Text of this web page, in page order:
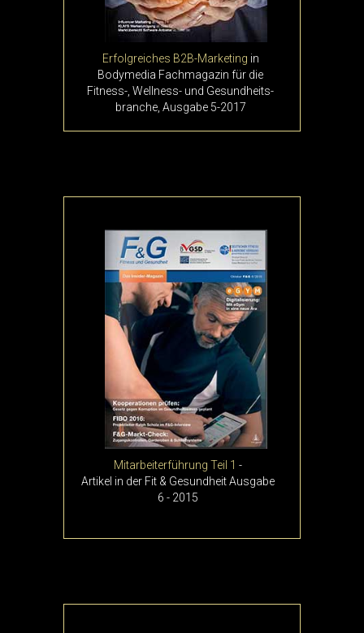
Erfolgreiches B2B-Marketing in
Bodymedia Fachmagazin für die
Fitness-, Wellness- und Gesund­heits­
branche, Ausgabe 5-2017
Mitarbeiterführung Teil 1 -
Artikel in der Fit & Gesundheit Ausgabe
6 - 2015